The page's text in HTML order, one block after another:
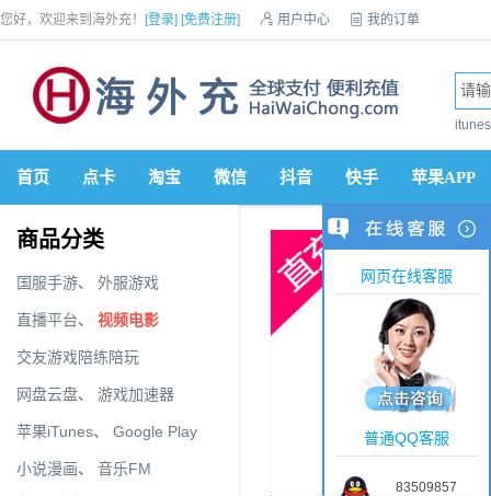
您好，欢迎来到海外充！ [登录] [免费注册]  用户中心  我的订单
首页 点卡 淘宝 微信 抖音 快手 苹果APP
商品分类
国服手游、 外服游戏
直播平台、 视频电影
交友游戏陪练陪玩
网盘云盘、 游戏加速器
苹果iTunes、 Google Play
小说漫画、 音乐FM
网页在线客服
普通QQ客服
83509857